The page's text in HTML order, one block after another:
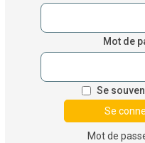
Mot de
Se
Mot de